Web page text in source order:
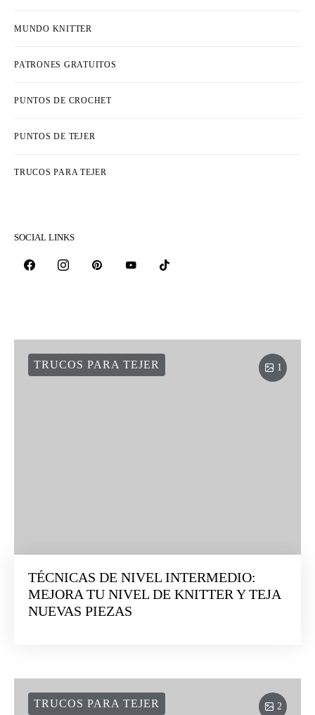
MUNDO KNITTER
PATRONES GRATUITOS
PUNTOS DE CROCHET
PUNTOS DE TEJER
TRUCOS PARA TEJER
SOCIAL LINKS
1
TRUCOS PARA TEJER
TÉCNICAS DE NIVEL INTERMEDIO:
MEJORA TU NIVEL DE KNITTER Y TEJA
NUEVAS PIEZAS
2
TRUCOS PARA TEJER